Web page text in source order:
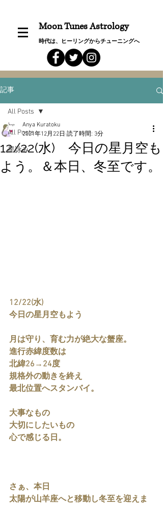
Moon Tunes Astrology
時代は、ヒーリングからチューニングへ
記事
All Posts
星詠み
All Posts
12/22(水) 今日の星月空も
よう。＆本日、冬至です。
Anya Kuratoku
2021年12月22日 読了時間: 3分
12/22(水)
今日の星月空もよう
月は守り、育む力が絶大な蟹座。
進行赤緯度数は
北緯26→24度
規格外の動きを終え
最北位置へスタンバイ。
大事なもの
大切にしたいもの
心で感じる日。
さぁ、本日
太陽が山羊座へと移動し冬至を迎えま